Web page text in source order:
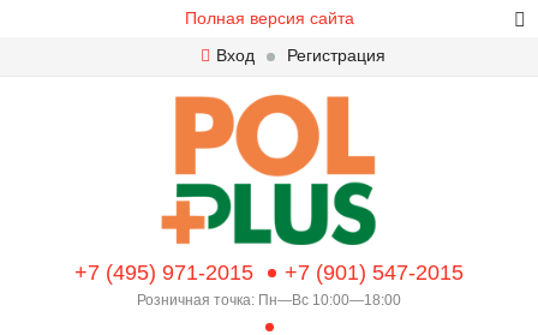
Полная версия сайта
Вход
Регистрация
+7 (495) 971-2015 +7 (901) 547-2015
Розничная точка: Пн—Вс 10:00—18:00